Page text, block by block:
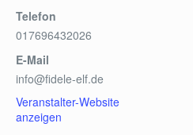
Telefon
017696432026
E-Mail
info@fidele-elf.de
Veranstalter-Website
anzeigen